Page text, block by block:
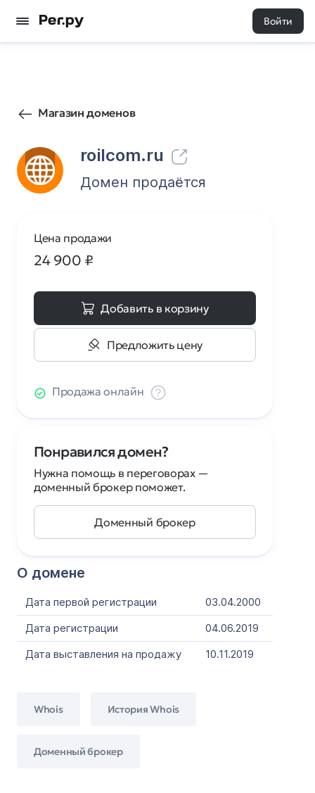
Войти
Магазин доменов
roilcom.ru
17625 0
Домен продаётся
О домене
Дата первой регистрации
03.04.2000
Дата регистрации
04.06.2019
Дата выставления на продажу
10.11.2019
Whois История Whois
Доменный брокер
Цена продажи
24 900 ₽
Добавить в корзину
Предложить цену
Продажа онлайн
Понравился домен?
Нужна помощь в переговорах —
доменный брокер поможет.
Доменный брокер